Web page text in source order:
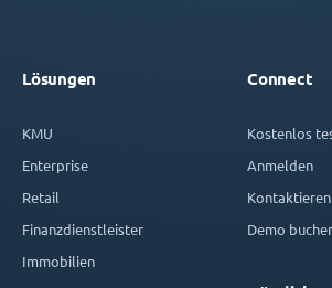
Lösungen
KMU
Enterprise
Retail
Finanzdienstleister
Immobilien
Connect
Kostenlos
Anmelden
Kontaktieren
Demo